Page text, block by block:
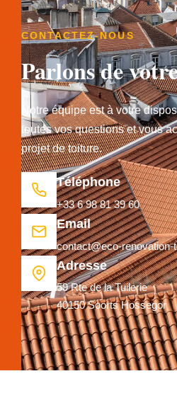
CONTACTEZ-NOUS
Parlons de
Notre équipe est à votre
toutes vos questions et vous
projet de toiture.
Téléphone
+33 6 98 81 39 60
Email
contact@eco-renovation-
Adresse
59 Rte de la Tuilerie
40150 Soorts Hossegor